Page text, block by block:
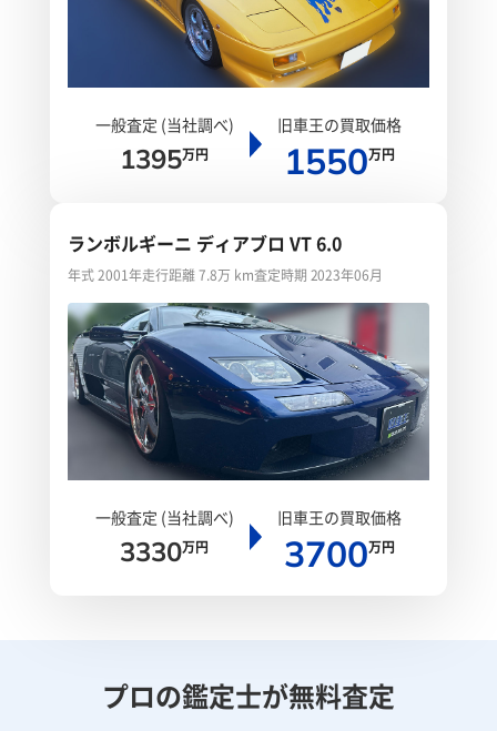
一般査定 (当社調べ)
1395万円
旧車王の買取価格
1550万円
ランボルギーニ ディアブロ VT 6.0
年式 2001年走行距離 7.8万 km査定時期 2023年06月
一般査定 (当社調べ)
3330万円
旧車王の買取価格
3700万円
プロの鑑定士が無料査定